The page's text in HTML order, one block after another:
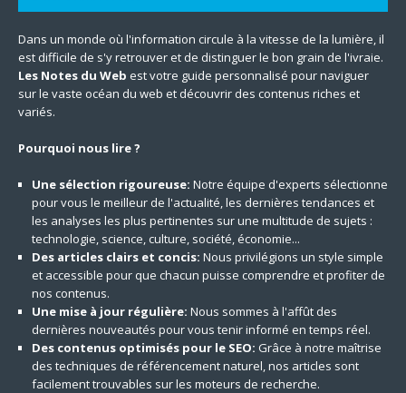
Dans un monde où l'information circule à la vitesse de la lumière, il
est difficile de s'y retrouver et de distinguer le bon grain de l'ivraie.
Les Notes du Web est votre guide personnalisé pour naviguer
sur le vaste océan du web et découvrir des contenus riches et
variés.
Pourquoi nous lire ?
Une sélection rigoureuse: Notre équipe d'experts sélectionne
pour vous le meilleur de l'actualité, les dernières tendances et
les analyses les plus pertinentes sur une multitude de sujets :
technologie, science, culture, société, économie...
Des articles clairs et concis: Nous privilégions un style simple
et accessible pour que chacun puisse comprendre et profiter de
nos contenus.
Une mise à jour régulière: Nous sommes à l'affût des
dernières nouveautés pour vous tenir informé en temps réel.
Des contenus optimisés pour le SEO: Grâce à notre maîtrise
des techniques de référencement naturel, nos articles sont
facilement trouvables sur les moteurs de recherche.